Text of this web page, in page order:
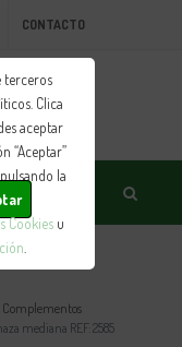
terceros
Clica
aceptar
“Aceptar”
la
Cookies u
CONTACTO
Complementos
mediana REF: 2585